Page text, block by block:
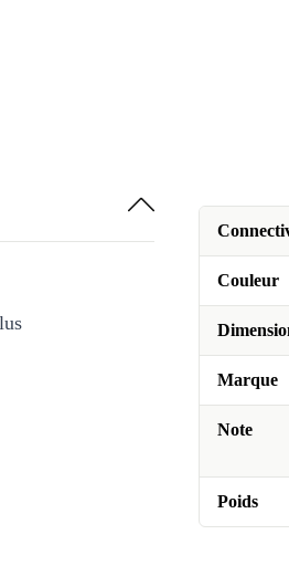
Couleur
Marque
Note
Poids